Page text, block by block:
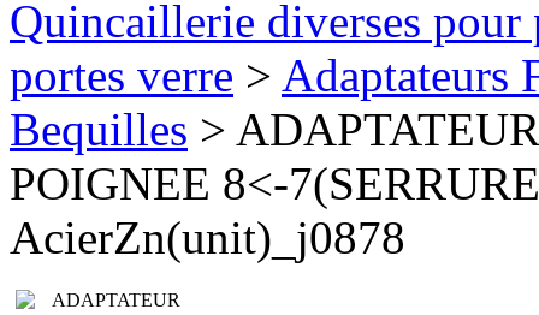
Quincaillerie diverses pour
portes verre > Adaptateurs
Bequilles >
POIGNEE 8<-
AcierZn(unit)_j0878